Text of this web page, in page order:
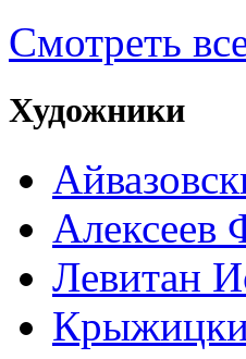
Смотреть
Художники
Алексеев
Левитан